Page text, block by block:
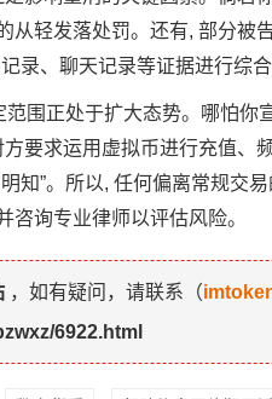
轻发落处罚。还有, 部分被
录、聊天记录等证据进行综合
范围正处于扩大态势。哪怕
要求运用虚拟币进行充值、
知”。所以, 任何偏离常规交
咨询专业律师以评估风险。
，如有疑问，请联系（
6922.html